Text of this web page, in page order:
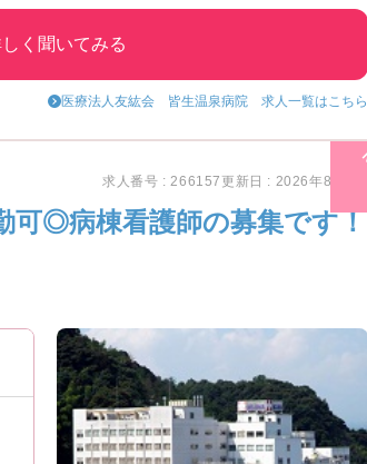
く聞いてみる
医療法人友紘会 皆生温泉病院 求人一覧はこちら
求人番号 : 266157更新日 : 2026年8月7日
可◎病棟看護師の募集です！